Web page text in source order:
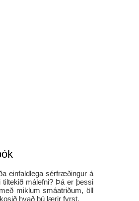
einfaldlega sérfræðingur á
málefni? Þá er þessi
miklum smáatriðum, öll
hvað þú lærir fyrst.